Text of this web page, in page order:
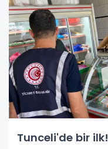
Tunceli'de bir ilk!